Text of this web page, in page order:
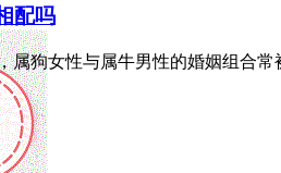
配吗
女性与属牛男性的婚姻组合常